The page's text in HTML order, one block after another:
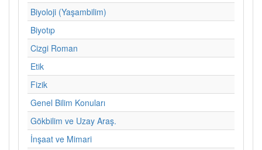
Biyoloji (Yaşambilim)
Biyotıp
Cizgi Roman
Etik
Fizik
Genel Bilim Konuları
Gökbilim ve Uzay Araş.
İnşaat ve Mimari